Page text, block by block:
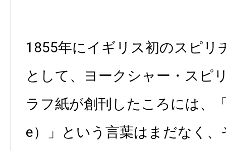
1855年にイギリス初のスピリ
として、ヨークシャー・スピ
ラフ紙が創刊したころには、
e）」という言葉はまだなく